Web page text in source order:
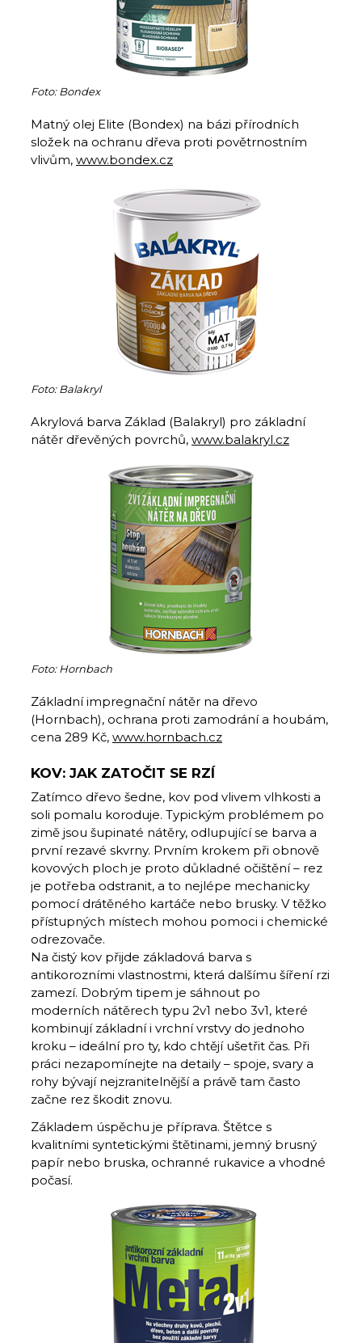
Foto: Bondex
Matný olej Elite (Bondex) na bázi přírodních
složek na ochranu dřeva proti povětrnostním
vlivům, www.bondex.cz
Foto: Balakryl
Akrylová barva Základ (Balakryl) pro základní
nátěr dřevěných povrchů, www.balakryl.cz
Foto: Hornbach
Základní impregnační nátěr na dřevo
(Hornbach), ochrana proti zamodrání a houbám,
cena 289 Kč, www.hornbach.cz
KOV: JAK ZATOČIT SE RZÍ
Zatímco dřevo šedne, kov pod vlivem vlhkosti a
soli pomalu koroduje. Typickým problémem po
zimě jsou šupinaté nátěry, odlupující se barva a
první rezavé skvrny. Prvním krokem při obnově
kovových ploch je proto důkladné očištění – rez
je potřeba odstranit, a to nejlépe mechanicky
pomocí drátěného kartáče nebo brusky. V těžko
přístupných místech mohou pomoci i chemické
odrezovače.
Na čistý kov přijde základová barva s
antikorozními vlastnostmi, která dalšímu šíření rzi
zamezí. Dobrým tipem je sáhnout po
moderních nátěrech typu 2v1 nebo 3v1, které
kombinují základní i vrchní vrstvy do jednoho
kroku – ideální pro ty, kdo chtějí ušetřit čas. Při
práci nezapomínejte na detaily – spoje, svary a
rohy bývají nejzranitelnější a právě tam často
začne rez škodit znovu.
Základem úspěchu je příprava. Štětce s
kvalitními syntetickými štětinami, jemný brusný
papír nebo bruska, ochranné rukavice a vhodné
počasí.